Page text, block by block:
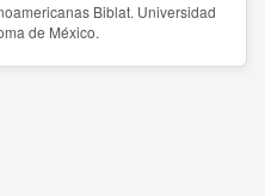
Biblat. Universidad
de México.